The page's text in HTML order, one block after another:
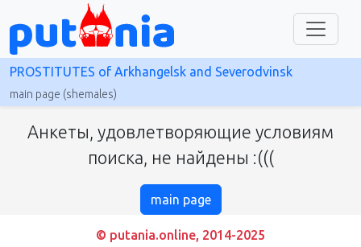
PROSTITUTES of Arkhangelsk and Severodvinsk
main page (shemales)
Анкеты, удовлетворяющие условиям
поиска, не найдены :(((
main page
© putania.online, 2014-2025